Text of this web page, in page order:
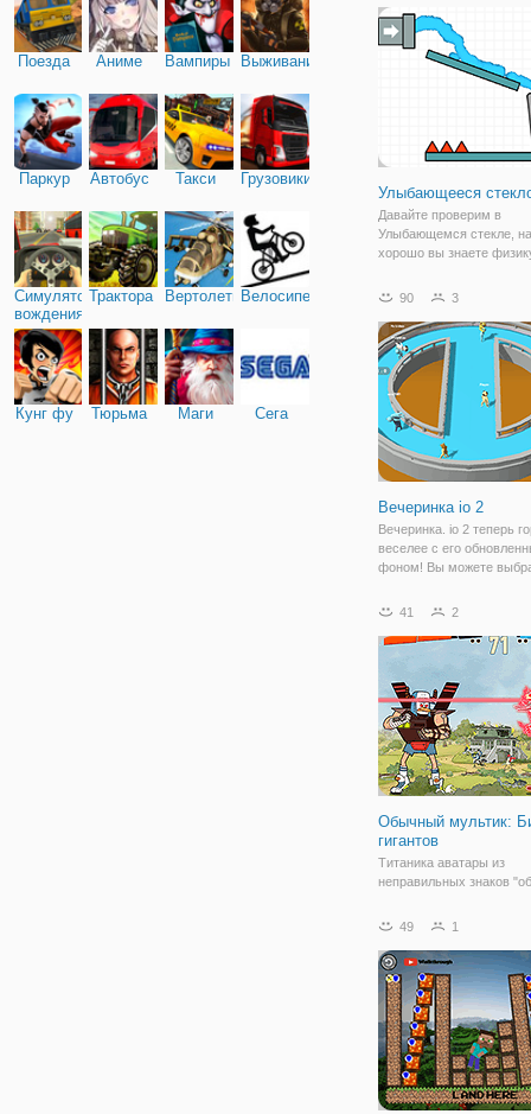
Поезда Аниме Вампиры Выживание
Паркур Автобус Такси Грузовики
Симулятор
вождения
Трактора ВертолетыВелосипед
Кунг фу Тюрьма Маги Сега
следующем уровне,
воспользуйтесь им,
Улыбающееся
Давайте проверим в
Улыбающемся стекле,
хорошо вы знаете
нужно избегать
пройти уровень и не
Правила уровня очень
90 3
Вечеринка io 2
Вечеринка. io 2 теперь
веселее с его
фоном! Вы можете
игру. Все, что вам нужно
выбросить их с арены.
41 2
Обычный мультик:
гигантов
Титаника аватары из
неправильных знаков
Выберите ваш и
против одного против
воинов, как утята, злых
хранитель секретов,
49 1